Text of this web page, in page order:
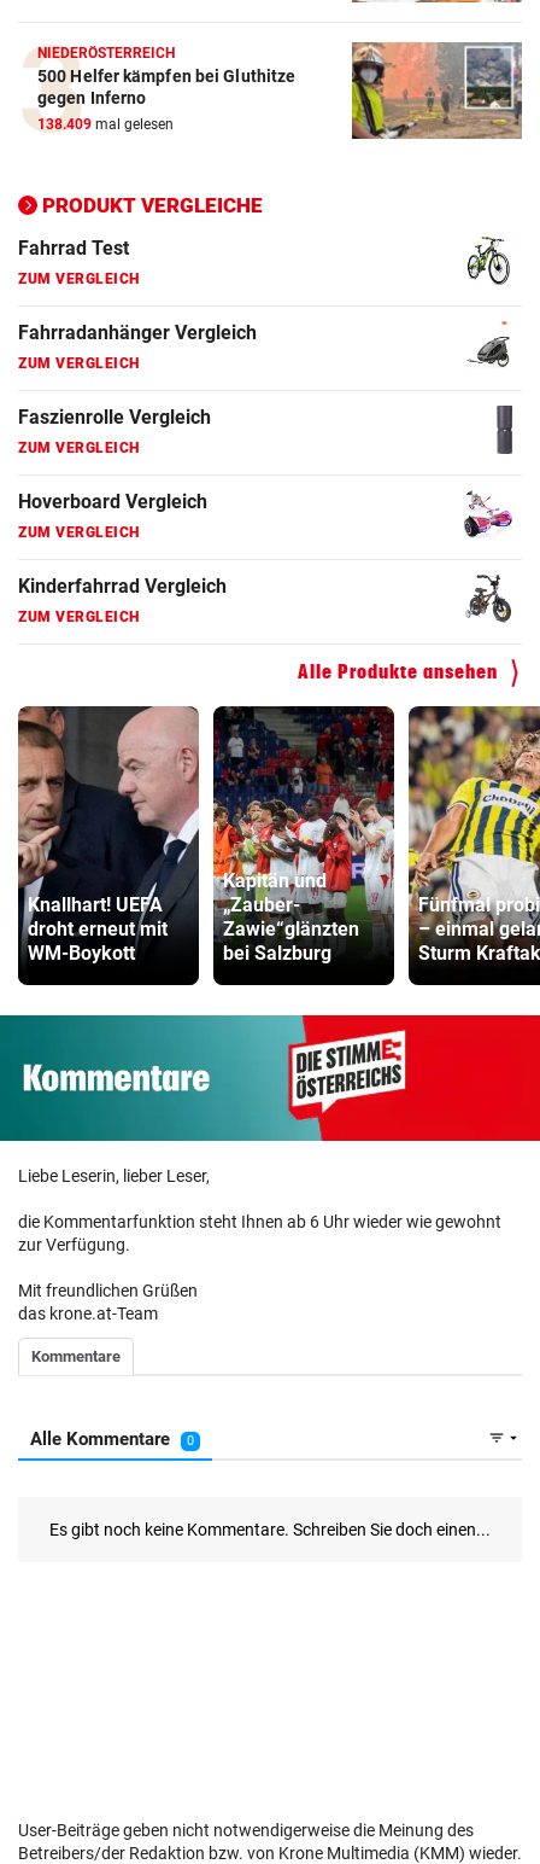
NIEDERÖSTERREICH
500 Helfer kämpfen bei Gluthitze
gegen Inferno
138.409 mal gelesen
PRODUKT VERGLEICHE
ZUM VERGLEICH
Elektro-Scooter Vergleich
ZUM VERGLEICH
ZUM VERGLEICH
Fahrrad Test
ZUM VERGLEICH
Fahrradanhänger Vergleich
ZUM VERGLEICH
Faszienrolle Vergleich
ZUM VERGLEICH
Hoverboard Vergleich
ZUM VERGLEICH
Kinderfahrrad Vergleich
ZUM VERGLEICH
Alle Produkte ansehen
Knallhart! UEFA
droht erneut mit
WM-Boykott
Kapitän und
„Zauber-
Zawie“glänzten
bei Salzburg
Fünfmal
– einmal
Sturm
Liebe Leserin, lieber Leser,
die Kommentarfunktion steht Ihnen ab 6 Uhr wieder wie gewohnt
zur Verfügung.
Mit freundlichen Grüßen
das krone.at-Team
User-Beiträge geben nicht notwendigerweise die Meinung des
Betreibers/der Redaktion bzw. von Krone Multimedia (KMM) wieder.